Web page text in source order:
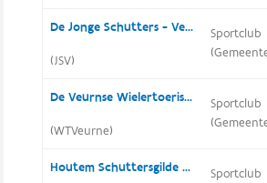
De Jonge Schutters - Veurne
(JSV)
Sportclub
De Veurnse Wielertoeristen VZW
(WTVeurne)
Sportclub
Houtem Schuttersgilde Sint Sebastiaan
Sportclub